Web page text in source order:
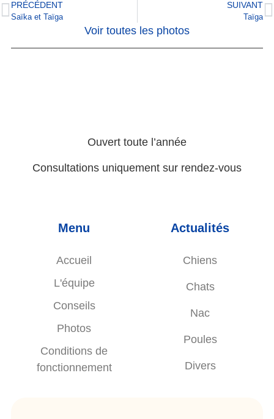
PRÉCÉDENT
Saïka et Taïga
SUIVANT
Taïga
Voir toutes les photos
Ouvert toute l’année
Consultations uniquement sur rendez-vous
Menu
Accueil
L'équipe
Conseils
Photos
Conditions de
fonctionnement
Actualités
Chiens
Chats
Nac
Poules
Divers